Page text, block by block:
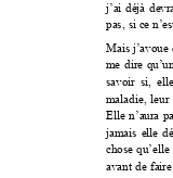
j’ai déjà
pas, si ce
Mais j’avoue
me dire qu’
savoir si, elle,
maladie, leur
Elle n’aura
jamais elle
chose qu’elle
avant de faire